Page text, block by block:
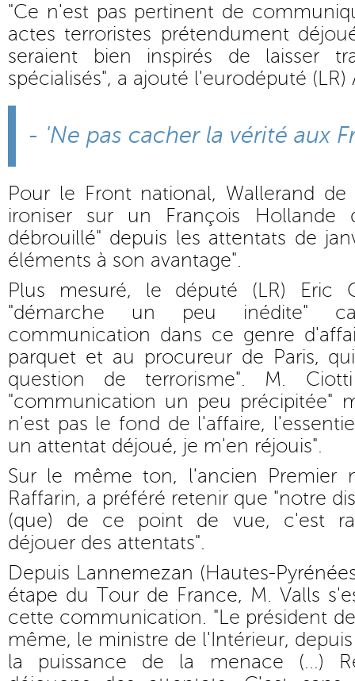
"Ce n'est pas pertinent de
actes terroristes prétendument
seraient bien inspirés de laisser
spécialisés", a ajouté l'eurodéputé
- 'Ne pas cacher la vérité aux
Pour le Front national, Wallerand de
ironiser sur un François Hollande
débrouillé" depuis les attentats de
éléments à son avantage".
Plus mesuré, le député (LR) Eric
"démarche un peu inédite"
communication dans ce genre
parquet et au procureur de Paris,
question de terrorisme". M.
"communication un peu précipitée"
n'est pas le fond de l'affaire,
un attentat déjoué, je m'en réjouis".
Sur le même ton, l'ancien Premier
Raffarin, a préféré retenir que "notre
(que) de ce point de vue, c'est
déjouer des attentats".
Depuis Lannemezan (Hautes-
étape du Tour de France, M. Valls
cette communication. "Le président
même, le ministre de l'Intérieur,
la puissance de la menace (...)